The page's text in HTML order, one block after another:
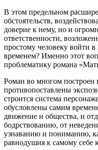
В этом предельном
обстоятельств,
доверие к нему, но и
ответственности,
простому человеку войти
временем? Именно этот
проблематику романа
Роман во многом построен
противопоставлены
строится система
обусловлены самим
движение и общества, и
бодрствованию, от
узнаванию и пониманию,
равнодушия к самому себе